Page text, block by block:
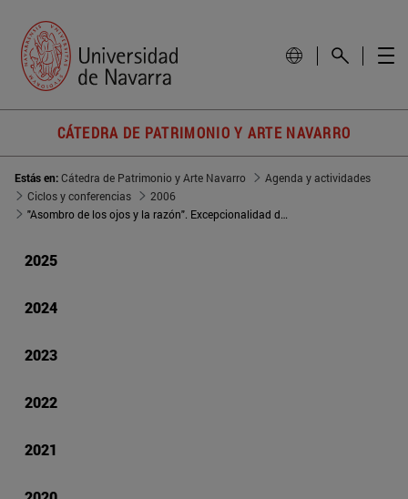
CÁTEDRA DE PATRIMONIO Y ARTE NAVARRO
Estás en:Cátedra de Patrimonio y Arte Navarro
Agenda y actividades
Ciclos y conferencias
2006
"Asombro de los ojos y la razón". Excepcionalidad de los jeroglíficos pamploneses
2025
2024
2023
2022
2021